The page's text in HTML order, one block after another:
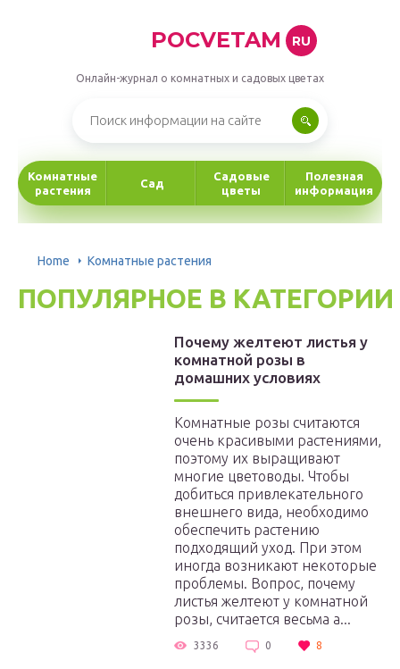
POCVETAM RU
Онлайн-журнал о комнатных и садовых цветах
Комнатные
растения
Сад
Садовые
цветы
Полезная
информация
Home Комнатные растения
ПОПУЛЯРНОЕ В КАТЕГОРИИ
Почему желтеют листья у
комнатной розы в
домашних условиях
Комнатные розы считаются
очень красивыми растениями,
поэтому их выращивают
многие цветоводы. Чтобы
добиться привлекательного
внешнего вида, необходимо
обеспечить растению
подходящий уход. При этом
иногда возникают некоторые
проблемы. Вопрос, почему
листья желтеют у комнатной
розы, считается весьма а...
3336 0 8